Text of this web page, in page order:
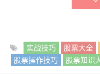
实战技巧 股票大全
股票操作技巧
股票知识